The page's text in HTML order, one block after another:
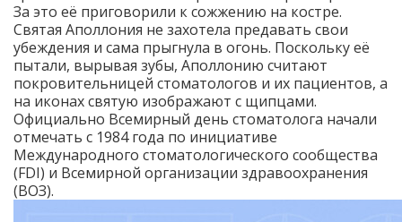
За это её приговорили к сожжению на костре.
Святая Аполлония не захотела предавать свои
убеждения и сама прыгнула в огонь. Поскольку её
пытали, вырывая зубы, Аполлонию считают
покровительницей стоматологов и их пациентов, а
на иконах святую изображают с щипцами.
Официально Всемирный день стоматолога начали
отмечать с 1984 года по инициативе
Международного стоматологического сообщества
(FDI) и Всемирной организации здравоохранения
(ВОЗ).